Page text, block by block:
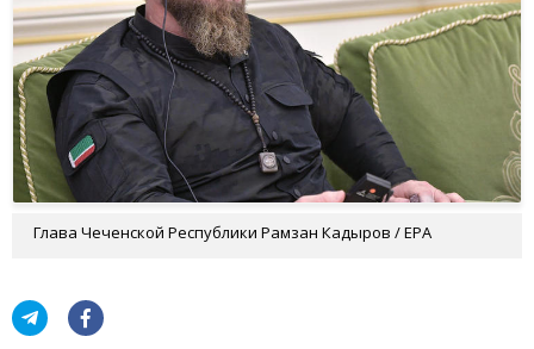
Глава Чеченской Республики Рамзан Кадыров / EPA